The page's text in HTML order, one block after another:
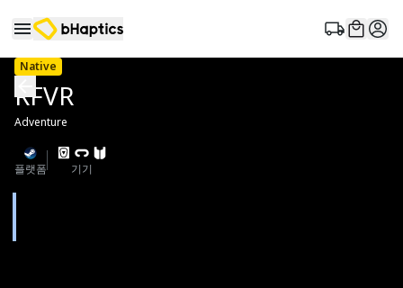
Native
RFVR
Adventure
플랫폼 기기